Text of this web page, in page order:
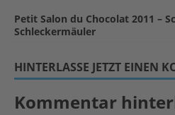
Petit Salon du Chocolat 2011 –
Schleckermäuler
HINTERLASSE JETZT EINEN
Kommentar